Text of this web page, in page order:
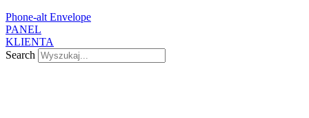
Phone-alt Envelope
PANEL
KLIENTA
Search